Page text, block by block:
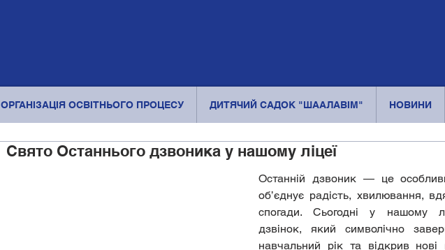
ОРГАНІЗАЦІЯ ОСВІТНЬОГО ПРОЦЕСУ ДИТЯЧИЙ САДОК "ШААЛАВІМ" НОВИНИ
Свято Останнього дзвоника у нашому ліцеї
Останній дзвоник — це
об’єднує радість, хвилювання,
спогади. Сьогодні у нашому
дзвінок, який символічно
навчальний рік та відкрив нові